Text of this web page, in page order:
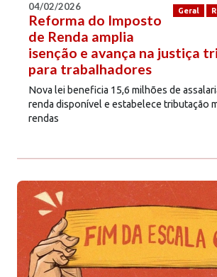
Geral
04/02/2026
Reforma do Imposto
de Renda amplia
isenção e avança na justiça
para trabalhadores
Nova lei beneficia 15,6 milhões de
renda disponível e estabelece tributação
rendas